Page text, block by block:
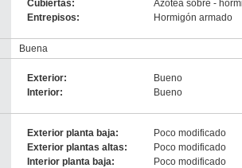
Cubiertas:
Azotea sobre -
Entrepisos:
Hormigón armado
Buena
Exterior:
Bueno
Interior:
Bueno
Exterior planta baja:
Poco modificado
Exterior plantas altas:
Poco modificado
Interior planta baja:
Poco modificado